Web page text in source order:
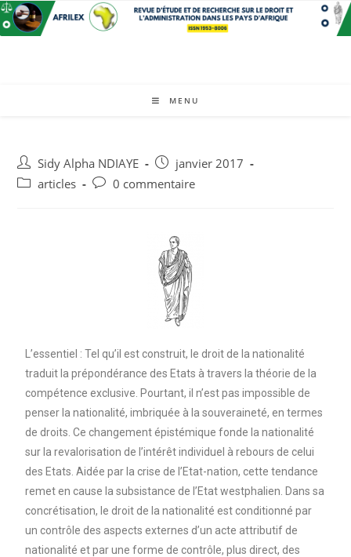
MENU
Sidy Alpha NDIAYE
janvier 2017
articles
0 commentaire
L’essentiel : Tel qu’il est construit, le droit de la nationalité
traduit la prépondérance des Etats à travers la théorie de la
compétence exclusive. Pourtant, il n’est pas impossible de
penser la nationalité, imbriquée à la souveraineté, en termes
de droits. Ce changement épistémique fonde la nationalité
sur la revalorisation de l’intérêt individuel à rebours de celui
des Etats. Aidée par la crise de l’Etat-nation, cette tendance
remet en cause la subsistance de l’Etat westphalien. Dans sa
concrétisation, le droit de la nationalité est conditionné par
un contrôle des aspects externes d’un acte attributif de
nationalité et par une forme de contrôle, plus direct, des